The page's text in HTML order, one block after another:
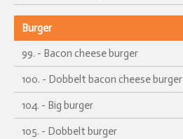
Burger
99. - Bacon cheese burger
100. - Dobbelt bacon cheese burger
104. - Big burger
105. - Dobbelt burger